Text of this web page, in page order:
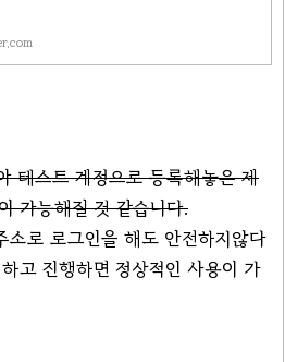
테스트 계정으로 등록해놓은 제
가능해질 것 같습니다.
소로 로그인을 해도 안전하지않다
고 진행하면 정상적인 사용이 가